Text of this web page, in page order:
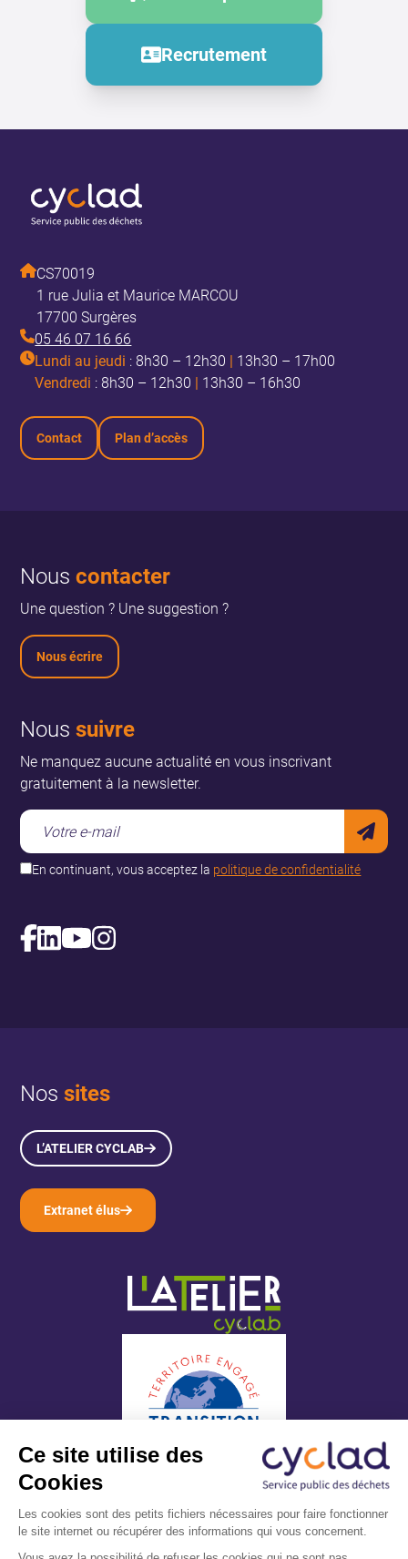
Recrutement
CS70019
1 rue Julia et Maurice MARCOU
17700 Surgères
05 46 07 16 66
Lundi au jeudi : 8h30 – 12h30 | 13h30 – 17h00
Vendredi : 8h30 – 12h30 | 13h30 – 16h30
Contact Plan d’accès
Nouscontacter
Une question ? Une suggestion ?
Nous écrire
Noussuivre
Ne manquez aucune actualité en vous inscrivant
gratuitement à la newsletter.
En continuant, vous acceptez la politique de confidentialité
Nossites
L’ATELIER CYCLAB
Extranet élus